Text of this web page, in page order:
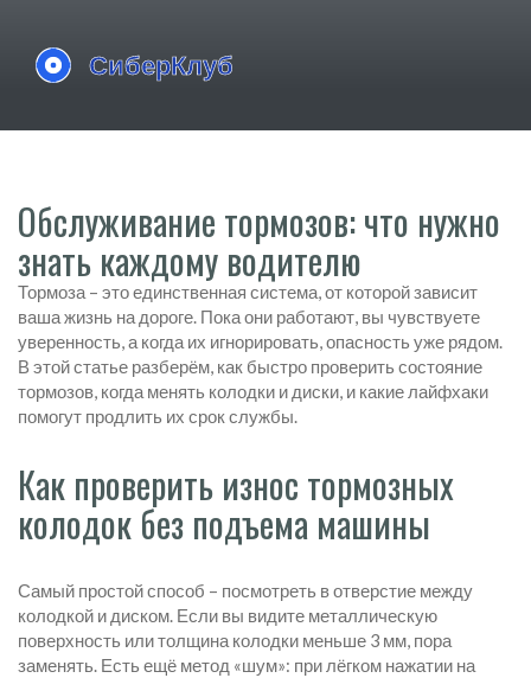
Обслуживание тормозов: что нужно
знать каждому водителю
Тормоза – это единственная система, от которой зависит
ваша жизнь на дороге. Пока они работают, вы чувствуете
уверенность, а когда их игнорировать, опасность уже рядом.
В этой статье разберём, как быстро проверить состояние
тормозов, когда менять колодки и диски, и какие лайфхаки
помогут продлить их срок службы.
Как проверить износ тормозных
колодок без подъема машины
Самый простой способ – посмотреть в отверстие между
колодкой и диском. Если вы видите металлическую
поверхность или толщина колодки меньше 3 мм, пора
заменять. Есть ещё метод «шум»: при лёгком нажатии на